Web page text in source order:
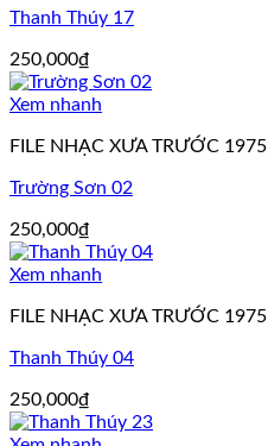
Thanh Thúy 17
250,000₫
Xem nhanh
FILE NHẠC XƯA TRƯỚC 1975
Trường Sơn 02
250,000₫
Xem nhanh
FILE NHẠC XƯA TRƯỚC 1975
Thanh Thúy 04
250,000₫